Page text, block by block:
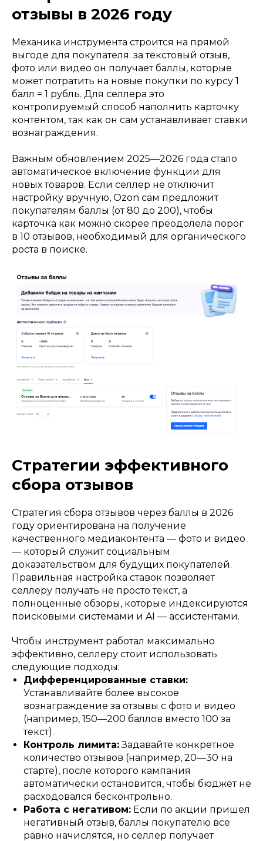
отзывы в 2026 году
Механика инструмента строится на прямой
выгоде для покупателя: за текстовый отзыв,
фото или видео он получает баллы, которые
может потратить на новые покупки по курсу 1
балл = 1 рубль. Для селлера это
контролируемый способ наполнить карточку
контентом, так как он сам устанавливает ставки
вознаграждения.
Важным обновлением 2025—2026 года стало
автоматическое включение функции для
новых товаров. Если селлер не отключит
настройку вручную, Ozon сам предложит
покупателям баллы (от 80 до 200), чтобы
карточка как можно скорее преодолела порог
в 10 отзывов, необходимый для органического
роста в поиске.
Стратегии эффективного
сбора отзывов
Стратегия сбора отзывов через баллы в 2026
году ориентирована на получение
качественного медиаконтента — фото и видео
— который служит социальным
доказательством для будущих покупателей.
Правильная настройка ставок позволяет
селлеру получать не просто текст, а
полноценные обзоры, которые индексируются
поисковыми системами и AI — ассистентами.
Чтобы инструмент работал максимально
эффективно, селлеру стоит использовать
следующие подходы:
Дифференцированные ставки:
Устанавливайте более высокое
вознаграждение за отзывы с фото и видео
(например, 150—200 баллов вместо 100 за
текст).
Контроль лимита:Задавайте конкретное
количество отзывов (например, 20—30 на
старте), после которого кампания
автоматически остановится, чтобы бюджет не
расходовался бесконтрольно.
Работа с негативом: Если по акции пришел
негативный отзыв, баллы покупателю все
равно начислятся, но селлер получает